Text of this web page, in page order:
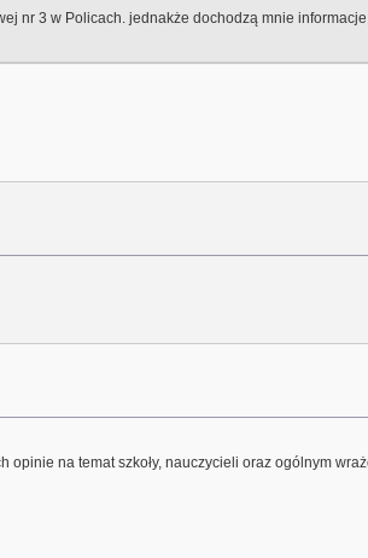
nr 3 w Policach. jednakże dochodzą mnie
na temat szkoły, nauczycieli oraz ogólnym